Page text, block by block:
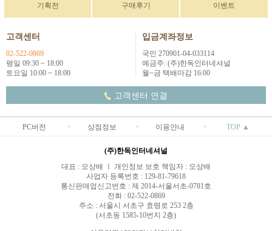
기획전 구매후기 이벤트
고객센터
02-522-0869
평일 09:30 ~ 18:00
토요일 10:00 ~ 18:00
입금계좌정보
국민 270901-04-033114
예금주: (주)한독인터네셔널
월~금 택배마감 16:00
고객센터 연결
PC버전 상점정보 이용안내 TOP ▲
(주)한독인터네셔널
대표 : 오상배 ㅣ 개인정보 보호 책임자 : 오상배
사업자 등록번호 : 129-81-79618
통신판매업신고번호 : 제 2014-서울서초-0781호
전화 : 02-522-0869
주소 : 서울시 서초구 효령로 253 2층
(서초동 1585-10번지 2층)